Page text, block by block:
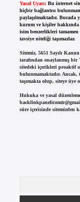
Yasal Uyarı: Bu internet
hiçbir bağlantısı
paylaşılmaktadır. Burada
kurum ve kişiler hakkında
isim benzerlikleri
tavsiye niteliği taşımazlar.
Sitemiz, 5651 Sayılı
tarafından onaylanmış bir
sitedeki içerikleri proaktif
bulunmamaktadır. Ancak,
taşımakta olup, siteye üye
Hukuka ve yasal
süre içerisinde sitemizden